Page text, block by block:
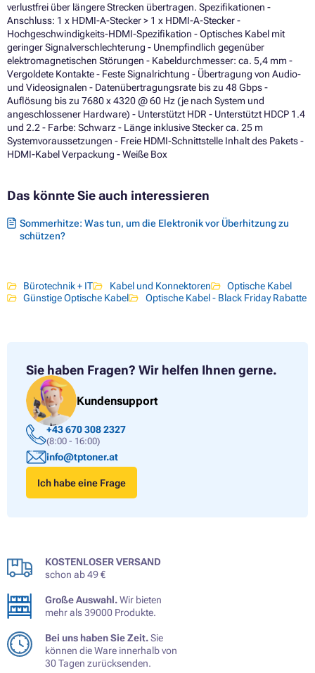
verlustfrei über längere Strecken übertragen. Spezifikationen -
Anschluss: 1 x HDMI-A-Stecker > 1 x HDMI-A-Stecker -
Hochgeschwindigkeits-HDMI-Spezifikation - Optisches Kabel mit
geringer Signalverschlechterung - Unempfindlich gegenüber
elektromagnetischen Störungen - Kabeldurchmesser: ca. 5,4 mm -
Vergoldete Kontakte - Feste Signalrichtung - Übertragung von Audio-
und Videosignalen - Datenübertragungsrate bis zu 48 Gbps -
Auflösung bis zu 7680 x 4320 @ 60 Hz (je nach System und
angeschlossener Hardware) - Unterstützt HDR - Unterstützt HDCP 1.4
und 2.2 - Farbe: Schwarz - Länge inklusive Stecker ca. 25 m
Systemvoraussetzungen - Freie HDMI-Schnittstelle Inhalt des Pakets -
HDMI-Kabel Verpackung - Weiße Box
Das könnte Sie auch interessieren
Sommerhitze: Was tun, um die Elektronik vor Überhitzung zu
schützen?
Bürotechnik + IT Kabel und Konnektoren
Optische Kabel
Günstige Optische Kabel
Optische Kabel - Black Friday Rabatte
Sie haben Fragen? Wir helfen Ihnen gerne.
Kundensupport
+43 670 308 2327
(8:00 - 16:00)
info@tptoner.at
Ich habe eine Frage
KOSTENLOSER VERSAND
schon ab 49 €
Große Auswahl.Wir bieten
mehr als 39000 Produkte.
Bei uns haben Sie Zeit.Sie
können die Ware innerhalb von
30 Tagen zurücksenden.